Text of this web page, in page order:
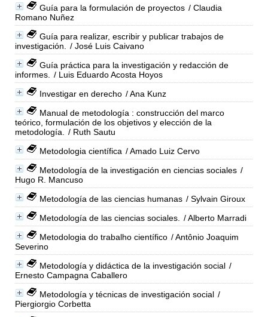
Guía para la formulación de proyectos / Claudia
Romano Nuñez
Guía para realizar, escribir y publicar trabajos de
investigación.
/ José Luis Caivano
Guía práctica para la investigación y redacción de
informes.
/ Luis Eduardo Acosta Hoyos
Investigar en derecho / Ana Kunz
Manual de metodología : construcción del marco
teórico, formulación de los objetivos y elección de la
metodología.
/ Ruth Sautu
Metodologia científica / Amado Luiz Cervo
Metodología de la investigación en ciencias sociales /
Hugo R. Mancuso
Metodología de las ciencias humanas / Sylvain Giroux
Metodología de las ciencias sociales.
/ Alberto Marradi
Metodologia do trabalho científico / Antônio Joaquim
Severino
Metodología y didáctica de la investigación social /
Ernesto Campagna Caballero
Metodología y técnicas de investigación social /
Piergiorgio Corbetta